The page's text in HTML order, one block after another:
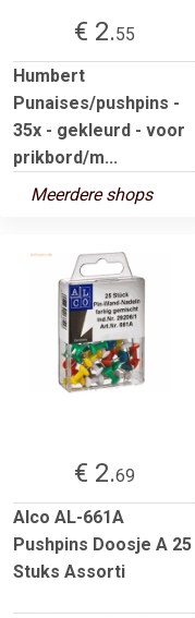
€ 2.55
Humbert
Punaises/pushpins -
35x - gekleurd - voor
prikbord/m...
Meerdere shops
€ 2.69
Alco AL-661A
Pushpins Doosje A 25
Stuks Assorti